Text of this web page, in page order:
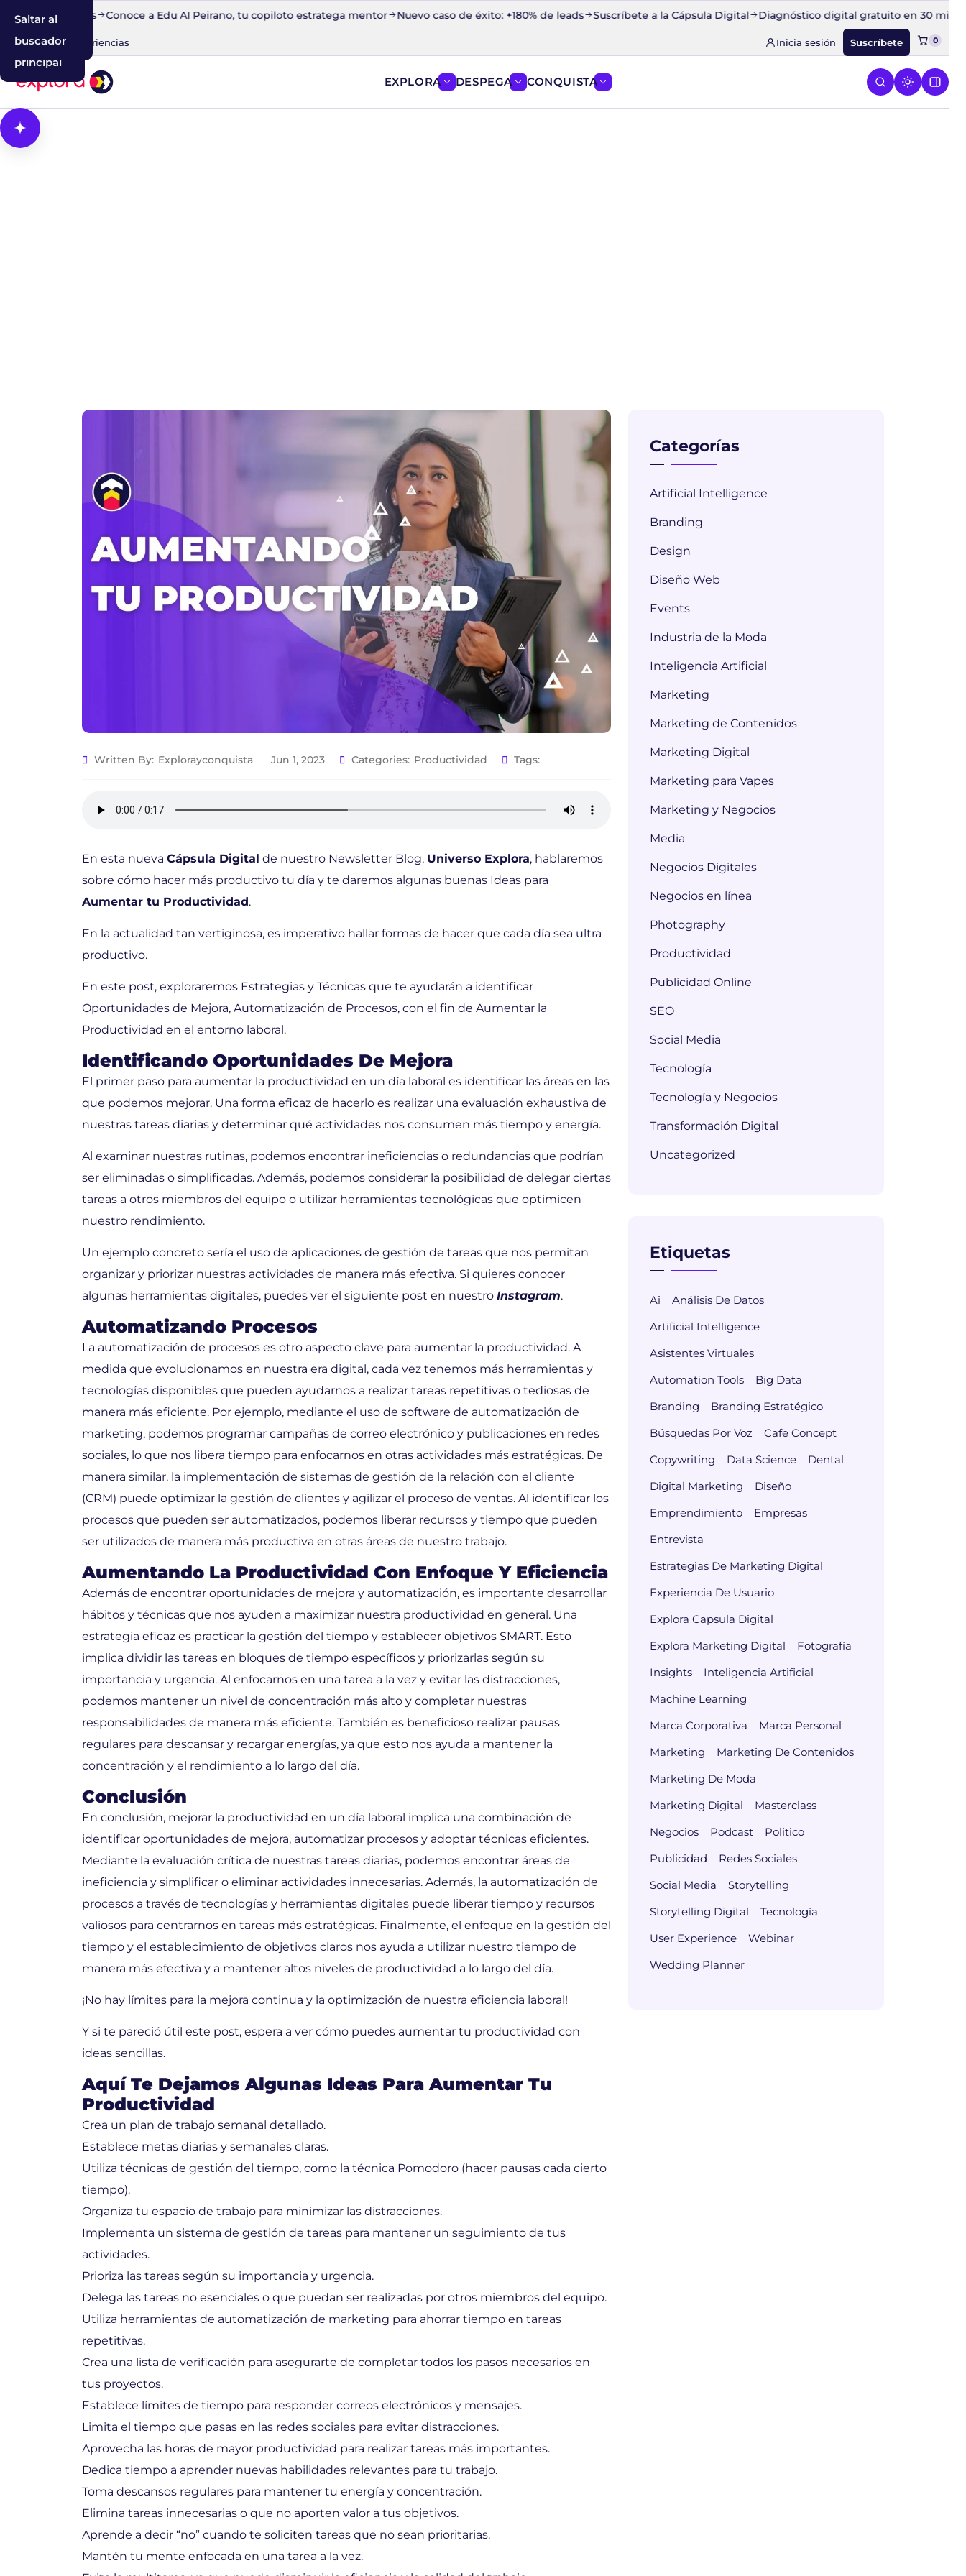
Saltar al
contenido
principal
Saltar a la
navegación
Saltar al
buscador
30 minutos Conoce a Edu AI Peirano, tu copiloto estratega mentor Nuevo caso de éxito: +180% de leads Suscríbete a la Cápsula Digital Diagnóstico digital gratuito en 30 minutos
Blog IA Experiencias Inicia sesión Suscríbete 0
EXPLORAMostrar el menú de EXPLORA
DESPEGAMostrar el menú de DESPEGA
CONQUISTAMostrar el menú de CONQUISTA
Abrir Cosmos, el asistente con IA
Written By: Explorayconquista Jun 1, 2023 Categories: Productividad Tags:
En esta nueva Cápsula Digital de nuestro Newsletter Blog, Universo Explora, hablaremos
sobre cómo hacer más productivo tu día y te daremos algunas buenas Ideas para
Aumentar tu Productividad.
En la actualidad tan vertiginosa, es imperativo hallar formas de hacer que cada día sea ultra
productivo.
En este post, exploraremos Estrategias y Técnicas que te ayudarán a identificar
Oportunidades de Mejora, Automatización de Procesos, con el fin de Aumentar la
Productividad en el entorno laboral.
Identificando Oportunidades De Mejora
El primer paso para aumentar la productividad en un día laboral es identificar las áreas en las
que podemos mejorar. Una forma eficaz de hacerlo es realizar una evaluación exhaustiva de
nuestras tareas diarias y determinar qué actividades nos consumen más tiempo y energía.
Al examinar nuestras rutinas, podemos encontrar ineficiencias o redundancias que podrían
ser eliminadas o simplificadas. Además, podemos considerar la posibilidad de delegar ciertas
tareas a otros miembros del equipo o utilizar herramientas tecnológicas que optimicen
nuestro rendimiento.
Un ejemplo concreto sería el uso de aplicaciones de gestión de tareas que nos permitan
organizar y priorizar nuestras actividades de manera más efectiva. Si quieres conocer
algunas herramientas digitales, puedes ver el siguiente post en nuestro Instagram.
Automatizando Procesos
La automatización de procesos es otro aspecto clave para aumentar la productividad. A
medida que evolucionamos en nuestra era digital, cada vez tenemos más herramientas y
tecnologías disponibles que pueden ayudarnos a realizar tareas repetitivas o tediosas de
manera más eficiente. Por ejemplo, mediante el uso de software de automatización de
marketing, podemos programar campañas de correo electrónico y publicaciones en redes
sociales, lo que nos libera tiempo para enfocarnos en otras actividades más estratégicas. De
manera similar, la implementación de sistemas de gestión de la relación con el cliente
(CRM) puede optimizar la gestión de clientes y agilizar el proceso de ventas. Al identificar los
procesos que pueden ser automatizados, podemos liberar recursos y tiempo que pueden
ser utilizados de manera más productiva en otras áreas de nuestro trabajo.
Aumentando La Productividad Con Enfoque Y Eficiencia
Además de encontrar oportunidades de mejora y automatización, es importante desarrollar
hábitos y técnicas que nos ayuden a maximizar nuestra productividad en general. Una
estrategia eficaz es practicar la gestión del tiempo y establecer objetivos SMART. Esto
implica dividir las tareas en bloques de tiempo específicos y priorizarlas según su
importancia y urgencia. Al enfocarnos en una tarea a la vez y evitar las distracciones,
podemos mantener un nivel de concentración más alto y completar nuestras
responsabilidades de manera más eficiente. También es beneficioso realizar pausas
regulares para descansar y recargar energías, ya que esto nos ayuda a mantener la
concentración y el rendimiento a lo largo del día.
Conclusión
En conclusión, mejorar la productividad en un día laboral implica una combinación de
identificar oportunidades de mejora, automatizar procesos y adoptar técnicas eficientes.
Mediante la evaluación crítica de nuestras tareas diarias, podemos encontrar áreas de
ineficiencia y simplificar o eliminar actividades innecesarias. Además, la automatización de
procesos a través de tecnologías y herramientas digitales puede liberar tiempo y recursos
valiosos para centrarnos en tareas más estratégicas. Finalmente, el enfoque en la gestión del
tiempo y el establecimiento de objetivos claros nos ayuda a utilizar nuestro tiempo de
manera más efectiva y a mantener altos niveles de productividad a lo largo del día.
¡No hay límites para la mejora continua y la optimización de nuestra eficiencia laboral!
Y si te pareció útil este post, espera a ver cómo puedes aumentar tu productividad con
ideas sencillas.
Aquí Te Dejamos Algunas Ideas Para Aumentar Tu
Productividad
Crea un plan de trabajo semanal detallado.
Establece metas diarias y semanales claras.
Utiliza técnicas de gestión del tiempo, como la técnica Pomodoro (hacer pausas cada cierto
tiempo).
Organiza tu espacio de trabajo para minimizar las distracciones.
Implementa un sistema de gestión de tareas para mantener un seguimiento de tus
actividades.
Prioriza las tareas según su importancia y urgencia.
Delega las tareas no esenciales o que puedan ser realizadas por otros miembros del equipo.
Utiliza herramientas de automatización de marketing para ahorrar tiempo en tareas
repetitivas.
Crea una lista de verificación para asegurarte de completar todos los pasos necesarios en
tus proyectos.
Establece límites de tiempo para responder correos electrónicos y mensajes.
Limita el tiempo que pasas en las redes sociales para evitar distracciones.
Aprovecha las horas de mayor productividad para realizar tareas más importantes.
Dedica tiempo a aprender nuevas habilidades relevantes para tu trabajo.
Toma descansos regulares para mantener tu energía y concentración.
Elimina tareas innecesarias o que no aporten valor a tus objetivos.
Aprende a decir “no” cuando te soliciten tareas que no sean prioritarias.
Mantén tu mente enfocada en una tarea a la vez.
Categorías
Artificial Intelligence
Branding
Design
Diseño Web
Events
Industria de la Moda
Inteligencia Artificial
Marketing
Marketing de Contenidos
Marketing Digital
Marketing para Vapes
Marketing y Negocios
Media
Negocios Digitales
Negocios en línea
Photography
Productividad
Publicidad Online
SEO
Social Media
Tecnología
Tecnología y Negocios
Transformación Digital
Uncategorized
Etiquetas
Ai
Análisis De Datos
Artificial Intelligence
Asistentes Virtuales
Automation Tools
Big Data
Branding
Branding Estratégico
Búsquedas Por Voz
Cafe Concept
Copywriting
Data Science
Dental
Digital Marketing
Diseño
Emprendimiento
Empresas
Entrevista
Estrategias De Marketing Digital
Experiencia De Usuario
Explora Capsula Digital
Explora Marketing Digital
Fotografía
Insights
Inteligencia Artificial
Machine Learning
Marca Corporativa
Marca Personal
Marketing
Marketing De Contenidos
Marketing De Moda
Marketing Digital
Masterclass
Negocios
Podcast
Politico
Publicidad
Redes Sociales
Social Media
Storytelling
Storytelling Digital
Tecnología
User Experience
Webinar
Wedding Planner